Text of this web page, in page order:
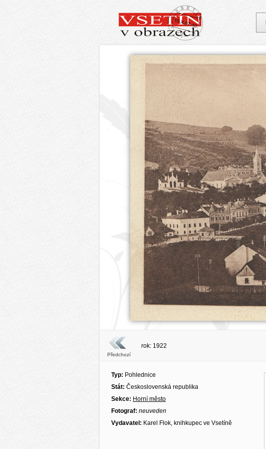
Předchozí
rok: 1922
Typ: Pohlednice
Stát: Československá republika
Sekce: Horní město
Fotograf: neuveden
Vydavatel: Karel Flok, knihkupec ve Vsetíně